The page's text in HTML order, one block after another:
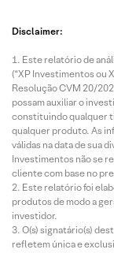
Disclaimer:
Este relatório de
(“XP Investimentos ou
Resolução CVM 20/
possam auxiliar o
constituindo qualquer
qualquer produto. As
válidas na data de sua
Investimentos não se
cliente com base no
Este relatório foi
produtos de modo a
investidor.
O(s) signatário(s)
refletem única e